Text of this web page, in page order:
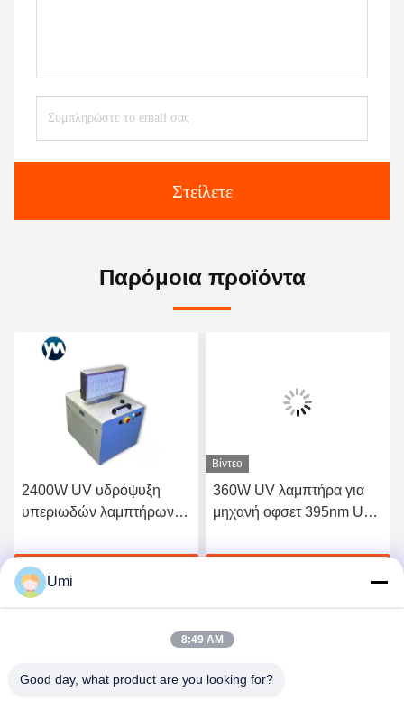
Στείλετε
Παρόμοια προϊόντα
2400W UV υδρόψυξη
υπεριωδών λαμπτήρων
συστημάτων ξήρανσης
μελανιούΠάρτε την καλύτερη τιμή
Βίντεο
360W UV λαμπτήρα για
μηχανή οφσετ 395nm UV
uva
Umi
8:49 AM
Good day, what product are you looking for?